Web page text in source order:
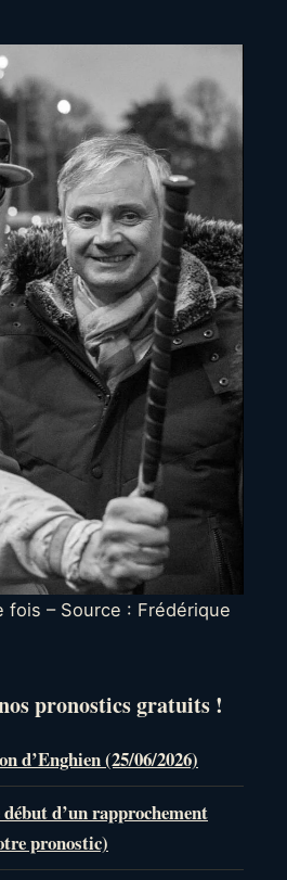
fois – Source : Frédérique
pronostics gratuits !
d’Enghien (25/06/2026)
d’un rapprochement
pronostic)